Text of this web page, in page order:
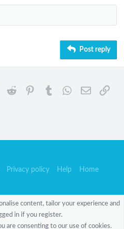
Post reply
LinkedInReddit PinterestTumblr WhatsApp
EmailLink
Privacy policy Help Home
content, tailor your experience and
in if you register.
are consenting to our use of cookies.